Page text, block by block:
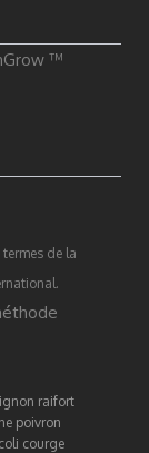
™
de la
.
raifort
poivron
courge